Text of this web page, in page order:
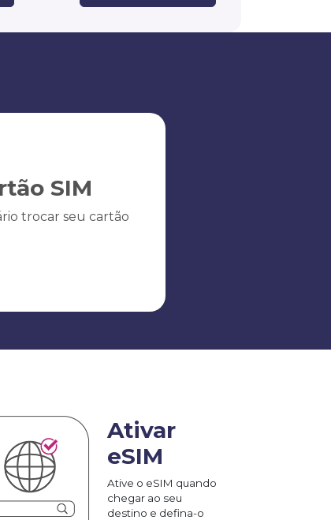
SIM
trocar seu cartão
Ativar
eSIM
Ative o eSIM quando
chegar ao seu
destino e defina-o